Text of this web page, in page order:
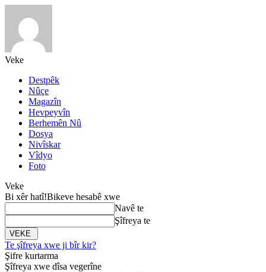
Veke
Destpêk
Nûçe
Magazîn
Hevpeyvîn
Berhemên Nû
Dosya
Nivîskar
Vîdyo
Foto
Veke
Bi xêr hatî!Bikeve hesabê xwe
Navê te
Şîfreya te
Te şîfreya xwe ji bîr kir?
Şifre kurtarma
Şîfreya xwe dîsa vegerîne